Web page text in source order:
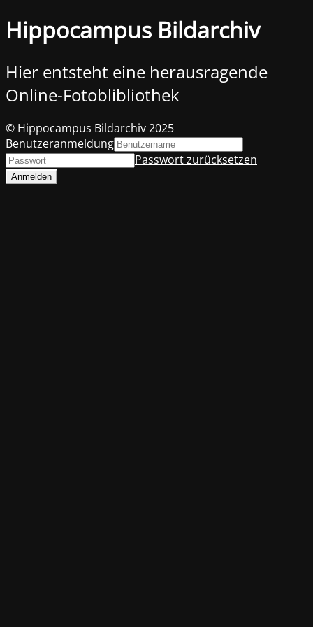
Hippocampus Bildarchiv
Hier entsteht eine herausragende
Online-Fotoblibliothek
© Hippocampus Bildarchiv 2025
Benutzeranmeldung
Passwort zurücksetzen